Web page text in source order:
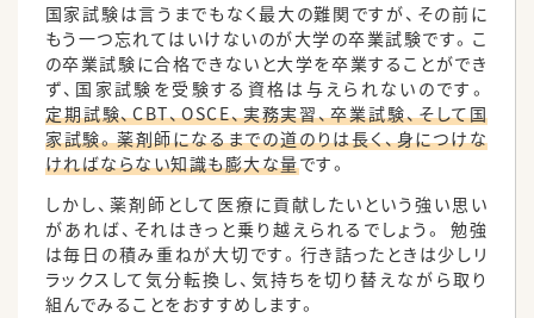
国家試験は言うまでもなく最大の難関ですが、その前に
もう一つ忘れてはいけないのが大学の卒業試験です。こ
の卒業試験に合格できないと大学を卒業することができ
ず、国家試験を受験する資格は与えられないのです。
定期試験、CBT、OSCE、実務実習、卒業試験、そして国
家試験。薬剤師になるまでの道のりは長く、身につけな
ければならない知識も膨大な量です。
しかし、薬剤師として医療に貢献したいという強い思い
があれば、それはきっと乗り越えられるでしょう。 勉強
は毎日の積み重ねが大切です。行き詰ったときは少しリ
ラックスして気分転換し、気持ちを切り替えながら取り
組んでみることをおすすめします。